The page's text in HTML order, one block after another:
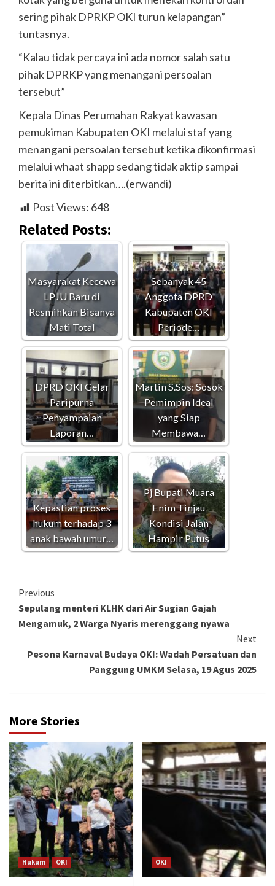
sering pihak DPRKP OKI turun kelapangan”
tuntasnya.
“Kalau tidak percaya ini ada nomor salah satu
pihak DPRKP yang menangani persoalan
tersebut”
Kepala Dinas Perumahan Rakyat kawasan
pemukiman Kabupaten OKI melalui staf yang
menangani persoalan tersebut ketika dikonfirmasi
melalui whaat shapp sedang tidak aktip sampai
berita ini diterbitkan….(erwandi)
Post Views: 648
Related Posts:
Masyarakat Kecewa
LPJU Baru di
Resmihkan Bisanya
Mati Total
Sebanyak 45
Anggota DPRD
Kabupaten OKI
Periode…
DPRD OKI Gelar
Paripurna
Penyampaian
Laporan…
Martin S.Sos: Sosok
Pemimpin Ideal
yang Siap
Membawa…
Kepastian proses
hukum terhadap 3
anak bawah umur…
Pj Bupati Muara
Enim Tinjau
Kondisi Jalan
Hampir Putus
Continue
Reading
Previous
Sepulang menteri KLHK dari Air Sugian Gajah
Mengamuk, 2 Warga Nyaris merenggang nyawa
Next
Pesona Karnaval Budaya OKI: Wadah Persatuan dan
Panggung UMKM Selasa, 19 Agus 2025
More Stories
Hukum OKI OKI